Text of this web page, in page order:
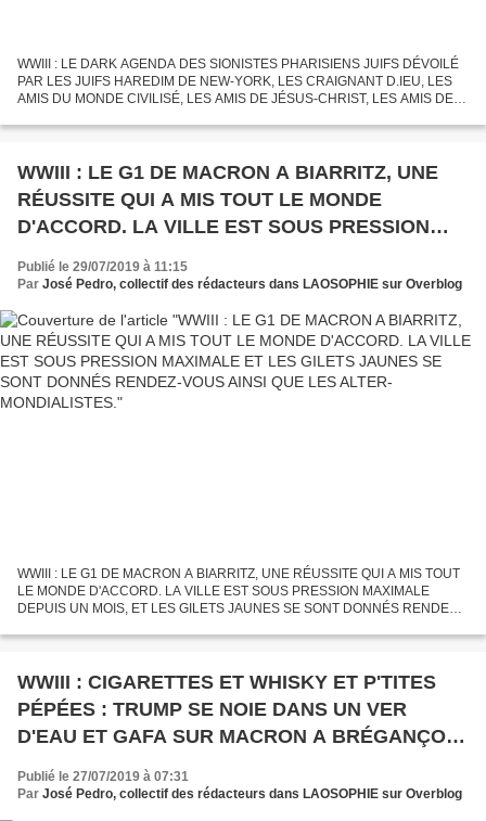
WWIII : LE DARK AGENDA DES SIONISTES PHARISIENS JUIFS DÉVOILÉ
PAR LES JUIFS HAREDIM DE NEW-YORK, LES CRAIGNANT D.IEU, LES
AMIS DU MONDE CIVILISÉ, LES AMIS DE JÉSUS-CHRIST, LES AMIS DES
RALLIERA...
WWIII : LE G1 DE MACRON A BIARRITZ, UNE
RÉUSSITE QUI A MIS TOUT LE MONDE
D'ACCORD. LA VILLE EST SOUS PRESSION
DONNÉS RENDEZ-VOUS AINSI QUE LES
Publié le 29/07/2019 à 11:15
Par José Pedro, collectif des rédacteurs dans LAOSOPHIE sur Overblog
WWIII : LE G1 DE MACRON A BIARRITZ, UNE RÉUSSITE QUI A MIS TOUT
LE MONDE D'ACCORD. LA VILLE EST SOUS PRESSION MAXIMALE
DEPUIS UN MOIS, ET LES GILETS JAUNES SE SONT DONNÉS RENDEZ-
POUR LA VILLE DE...
WWIII : CIGARETTES ET WHISKY ET P'TITES
PÉPÉES : TRUMP SE NOIE DANS UN VER
D'EAU ET GAFA SUR MACRON A BRÉGANÇON,
LA FRANCE COUPÉE EN 333 COMMUNAUTÉS
DONT UNE CONTRÔLE 99% L'AUDIO VISUEL
Publié le 27/07/2019 à 07:31
Par José Pedro, collectif des rédacteurs dans LAOSOPHIE sur Overblog